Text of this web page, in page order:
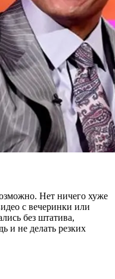
Нет ничего хуже
с вечеринки или
без штатива,
и не делать резких